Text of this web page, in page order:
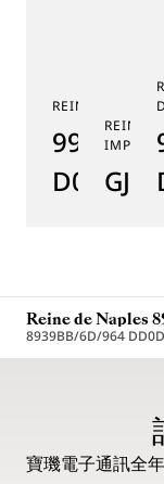
REINE DE
9915BB/
D0
REINE
Reine de Naples
8939BB/6D/964
寶璣電子通訊全